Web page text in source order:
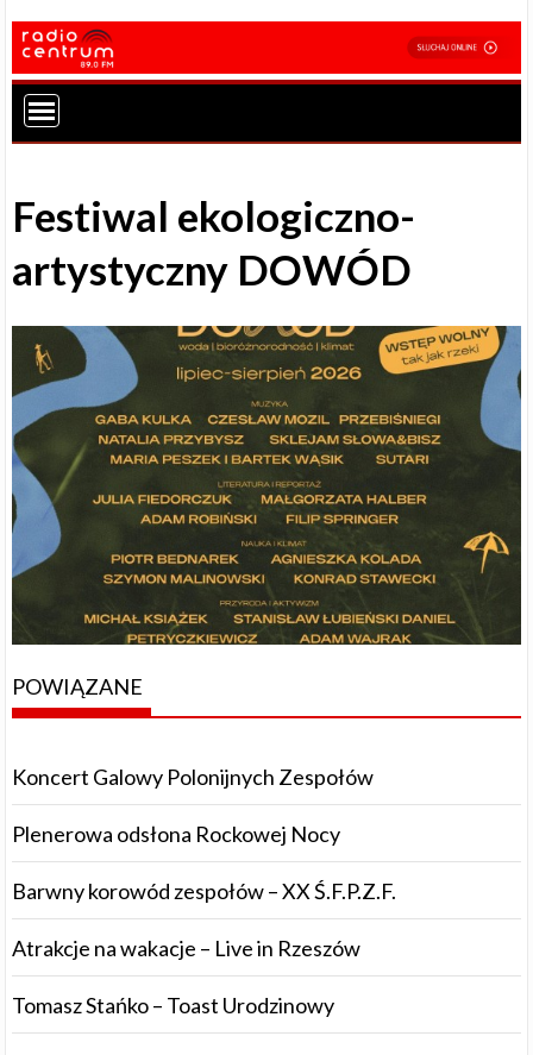
Festiwal ekologiczno-
artystyczny DOWÓD
POWIĄZANE
Koncert Galowy Polonijnych Zespołów
Plenerowa odsłona Rockowej Nocy
Barwny korowód zespołów – XX Ś.F.P.Z.F.
Atrakcje na wakacje – Live in Rzeszów
Tomasz Stańko – Toast Urodzinowy